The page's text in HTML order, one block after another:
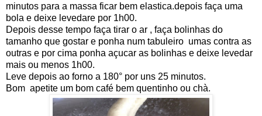
minutos para a massa ficar bem elastica.depois faça uma
bola e deixe levedare por 1h00.
Depois desse tempo faça tirar o ar , faça bolinhas do
tamanho que gostar e ponha num tabuleiro umas contra as
outras e por cima ponha açucar as bolinhas e deixe levedar
mais ou menos 1h00.
Leve depois ao forno a 180° por uns 25 minutos.
Bom apetite um bom café bem quentinho ou chà.